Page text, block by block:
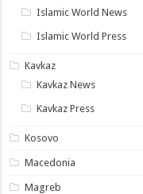
Islamic World News
Islamic World Press
Kavkaz
Kavkaz News
Kavkaz Press
Kosovo
Macedonia
Magreb